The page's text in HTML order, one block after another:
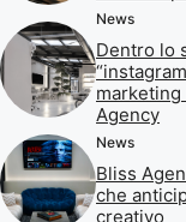
News
Dentro lo
marketing
Agency
News
Bliss
che
creativo